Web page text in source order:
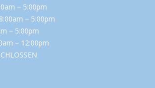
– 5:00pm
– 5:00pm
– 5:00pm
– 12:00pm